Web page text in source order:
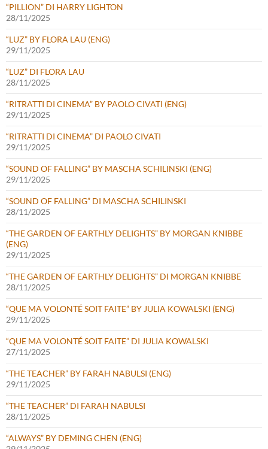
“PILLION” DI HARRY LIGHTON
28/11/2025
“LUZ” BY FLORA LAU (ENG)
29/11/2025
“LUZ” DI FLORA LAU
28/11/2025
“RITRATTI DI CINEMA” BY PAOLO CIVATI (ENG)
29/11/2025
“RITRATTI DI CINEMA” DI PAOLO CIVATI
29/11/2025
“SOUND OF FALLING” BY MASCHA SCHILINSKI (ENG)
29/11/2025
“SOUND OF FALLING” DI MASCHA SCHILINSKI
28/11/2025
“THE GARDEN OF EARTHLY DELIGHTS” BY MORGAN KNIBBE
(ENG)
29/11/2025
“THE GARDEN OF EARTHLY DELIGHTS” DI MORGAN KNIBBE
28/11/2025
“QUE MA VOLONTÉ SOIT FAITE” BY JULIA KOWALSKI (ENG)
29/11/2025
“QUE MA VOLONTÉ SOIT FAITE” DI JULIA KOWALSKI
27/11/2025
“THE TEACHER” BY FARAH NABULSI (ENG)
29/11/2025
“THE TEACHER” DI FARAH NABULSI
28/11/2025
“ALWAYS” BY DEMING CHEN (ENG)